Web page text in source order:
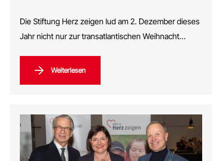
Die Stiftung Herz zeigen lud am 2. Dezember dieses
Jahr nicht nur zur transatlantischen Weihnacht…
Weiterlesen